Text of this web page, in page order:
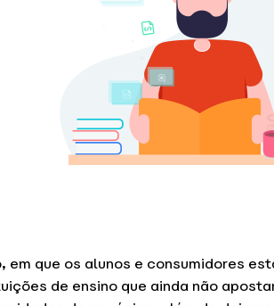
em que os alunos e consumidores
de ensino que ainda não